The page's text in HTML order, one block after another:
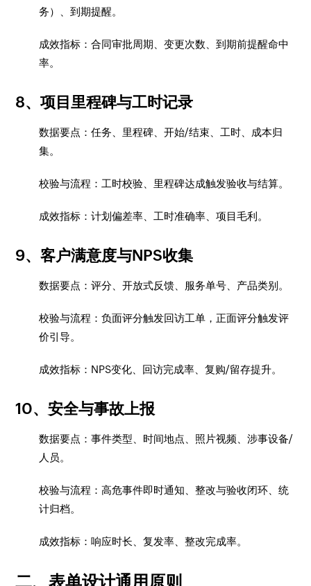
务）、到期提醒。
成效指标：合同审批周期、变更次数、到期前提醒命中
率。
8、项目里程碑与工时记录
数据要点：任务、里程碑、开始/结束、工时、成本归
集。
校验与流程：工时校验、里程碑达成触发验收与结算。
成效指标：计划偏差率、工时准确率、项目毛利。
9、客户满意度与NPS收集
数据要点：评分、开放式反馈、服务单号、产品类别。
校验与流程：负面评分触发回访工单，正面评分触发评
价引导。
成效指标：NPS变化、回访完成率、复购/留存提升。
10、安全与事故上报
数据要点：事件类型、时间地点、照片视频、涉事设备/
人员。
校验与流程：高危事件即时通知、整改与验收闭环、统
计归档。
成效指标：响应时长、复发率、整改完成率。
二、表单设计通用原则